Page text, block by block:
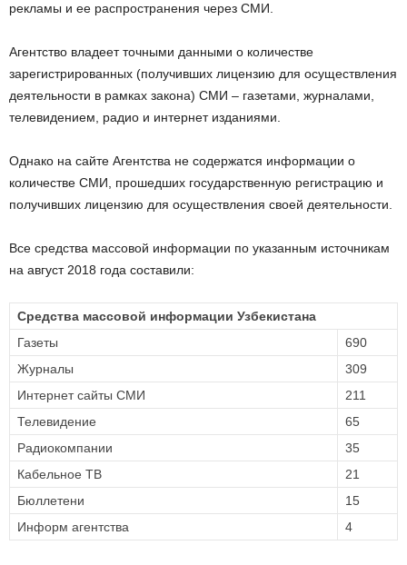
рекламы и ее распространения через СМИ.
Агентство владеет точными данными о количестве
зарегистрированных (получивших лицензию для осуществления
деятельности в рамках закона) СМИ – газетами, журналами,
телевидением, радио и интернет изданиями.
Однако на сайте Агентства не содержатся информации о
количестве СМИ, прошедших государственную регистрацию и
получивших лицензию для осуществления своей деятельности.
Все средства массовой информации по указанным источникам
на август 2018 года составили:
Средства массовой информации Узбекистана
Газеты
690
Журналы
309
Интернет сайты СМИ
211
Телевидение
65
Радиокомпании
35
Кабельное ТВ
21
Бюллетени
15
Информ агентства
4